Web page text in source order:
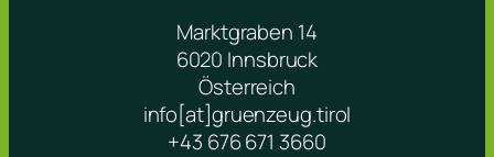
Marktgraben 14
6020 Innsbruck
Österreich
info[at]gruenzeug.tirol
+43 676 671 3660